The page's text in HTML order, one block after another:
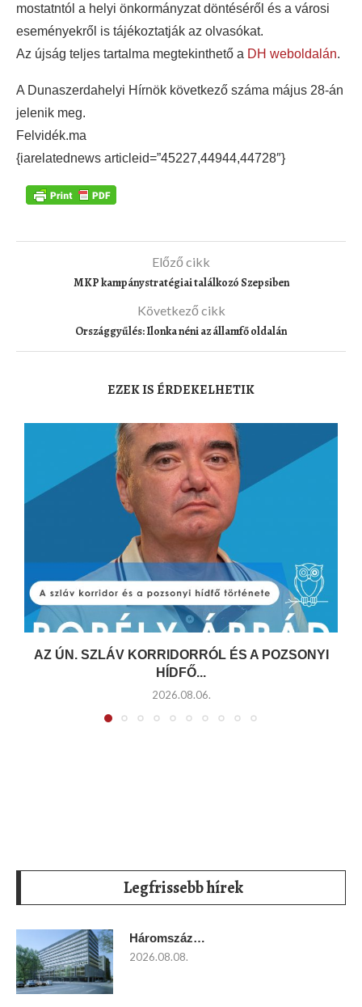
mostatntól a helyi önkormányzat döntéséről és a városi
eseményekről is tájékoztatják az olvasókat.
Az újság teljes tartalma megtekinthető a DH weboldalán.
A Dunaszerdahelyi Hírnök következő száma május 28-án
jelenik meg.
Felvidék.ma
{iarelatednews articleid=”45227,44944,44728″}
Előző cikk
MKP kampánystratégiai találkozó Szepsiben
Következő cikk
Országgyűlés: Ilonka néni az államfő oldalán
EZEK IS ÉRDEKELHETIK
AZ ÚN. SZLÁV KORRIDORRÓL ÉS A POZSONYI
HÍDFŐ...
2026.08.06.
Legfrissebb hírek
Háromszáz…
2026.08.08.